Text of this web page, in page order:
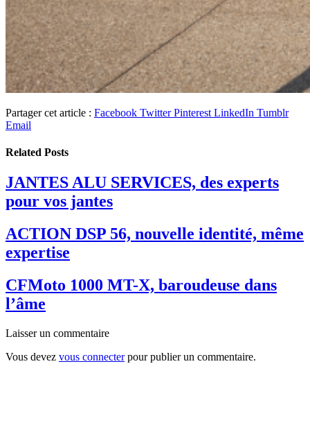
Partager cet article : Facebook Twitter Pinterest LinkedIn Tumblr
Email
Related Posts
JANTES ALU SERVICES, des experts
pour vos jantes
ACTION DSP 56, nouvelle identité, même
expertise
CFMoto 1000 MT-X, baroudeuse dans
l’âme
Laisser un commentaire
Vous devez vous connecterpour publier un commentaire.